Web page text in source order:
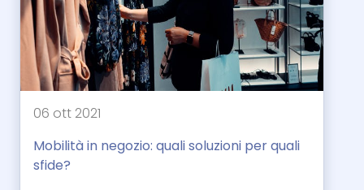
06 ott 2021
Mobilità in negozio: quali soluzioni per quali
sfide?